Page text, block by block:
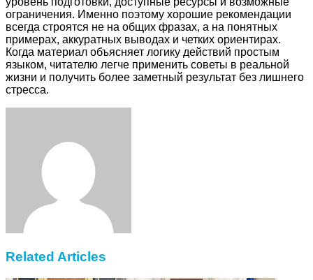
ограничения. Именно поэтому хорошие рекомендации
всегда строятся не на общих фразах, а на понятных
примерах, аккуратных выводах и четких ориентирах.
Когда материал объясняет логику действий простым
языком, читателю легче применить советы в реальной
жизни и получить более заметный результат без лишнего
стресса.
Related Articles